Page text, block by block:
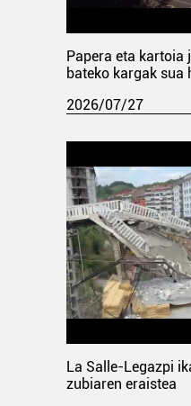
Papera eta kartoia
bateko kargak sua
2026/07/27
La Salle-Legazpi
zubiaren eraistea